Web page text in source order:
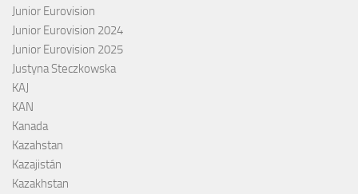
Junior Eurovision
Junior Eurovision 2024
Junior Eurovision 2025
Justyna Steczkowska
KAJ
KAN
Kanada
Kazahstan
Kazajistán
Kazakhstan